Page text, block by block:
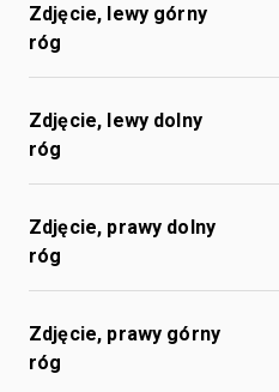
Zdjęcie, lewy górny
róg
Zdjęcie, lewy dolny
róg
Zdjęcie, prawy dolny
róg
Zdjęcie, prawy górny
róg